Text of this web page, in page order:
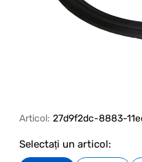
Articol: 27d9f2dc-8883-
Selectați un articol: